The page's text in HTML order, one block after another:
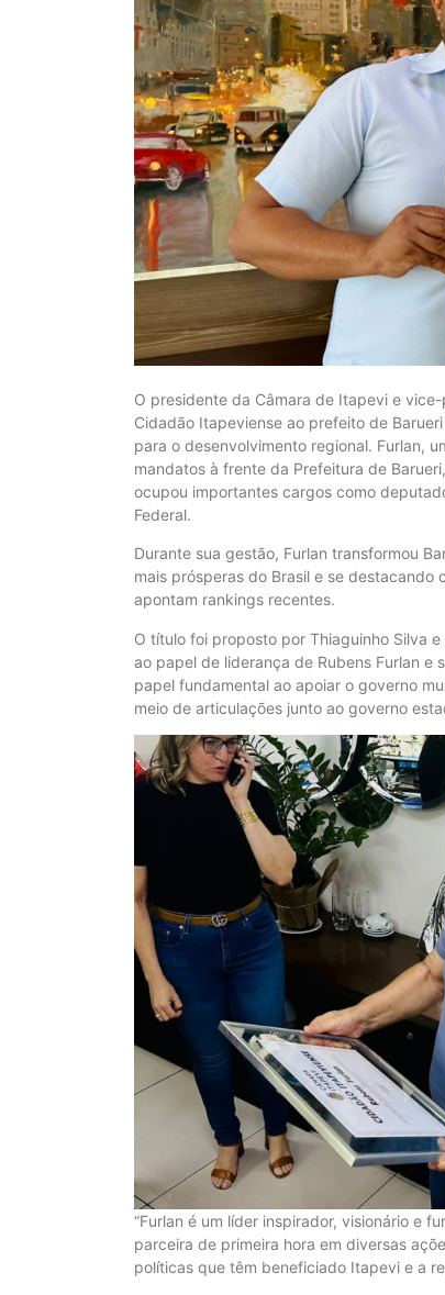
O presidente da Câmara de Itapevi e
Cidadão Itapeviense ao prefeito de
para o desenvolvimento regional. Furlan,
mandatos à frente da Prefeitura de
ocupou importantes cargos como
Federal.
Durante sua gestão, Furlan transformou
mais prósperas do Brasil e se
apontam rankings recentes.
O título foi proposto por Thiaguinho Silva
ao papel de liderança de Rubens Furlan e
papel fundamental ao apoiar o governo
meio de articulações junto ao governo
“Furlan é um líder inspirador, visionário e
parceira de primeira hora em diversas
políticas que têm beneficiado Itapevi e a